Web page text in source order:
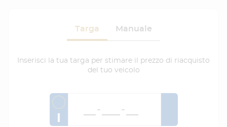
Targa Manuale
Inserisci la tua targa per stimare il prezzo di riacquisto
del tuo veicolo